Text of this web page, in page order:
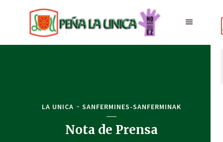
LA UNICA SANFERMINES-SANFERMINAK
Nota de Prensa